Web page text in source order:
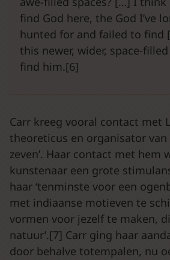
find God here, the God I’ve
hunted for and failed to find
this newer, wider, space-
find him.[6]
Carr kreeg vooral contact met
theoreticus en organisator van
zeven’. Haar contact met hem
kunstenaar een grote
haar ‘tenminste voor een
met indiaanse motieven te
vormen voor jezelf te maken,
natuur’.[7] Carr ging haar
door behalve totempalen, nu